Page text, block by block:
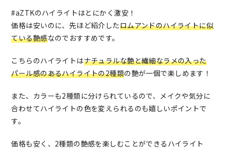
#aZTKのハイライトはとにかく激安！
価格は安いのに、先ほど紹介したロムアンドのハイライトに似
ている艶感なのでおすすめです。
こちらのハイライトはナチュラルな艶と繊細なラメの入った
パール感のあるハイライトの2種類の艶が一個で楽しめます！
また、カラーも2種類に分けられているので、メイクや気分に
合わせてハイライトの色を変えられるのも嬉しいポイントで
す。
価格も安く、2種類の艶感を楽しむことができるハイライト